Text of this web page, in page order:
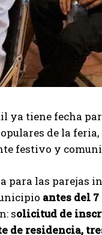
ya tiene fecha
de la
festivo y
para las parejas
antes del
solicitud de
de residencia,